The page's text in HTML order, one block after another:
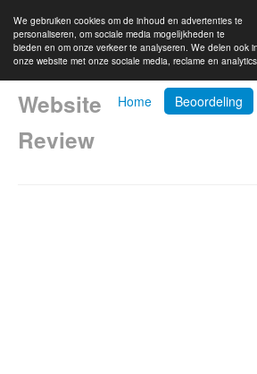
We gebruiken cookies om de inhoud en advertenties te
personaliseren, om sociale media mogelijkheden te
bieden en om onze verkeer te analyseren. We delen ook
onze website met onze sociale media, reclame en
Home Beoordeling
Website
Review